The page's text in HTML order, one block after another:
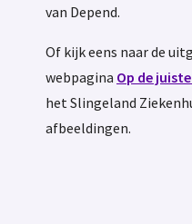
van Depend.
Of kijk eens naar de
webpagina Op de
het Slingeland
afbeeldingen.